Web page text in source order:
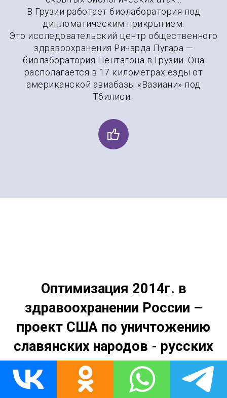
В Грузии работает биолаборатория под
дипломатическим прикрытием:
Это исследовательский центр общественного
здравоохранения Ричарда Лугара —
биолаборатория Пентагона в Грузии. Она
располагается в 17 километрах езды от
американской авиабазы «Вазиани» под
Тбилиси.
Оптимизация 2014г. в
здравоохранении России –
проект США по уничтожению
славянских народов - русских
Переводим на русский: Денег на
здравоохранение и образование не дадим.